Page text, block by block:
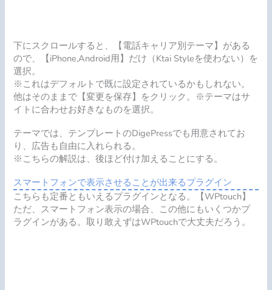
下にスクロールすると、【電話キャリア別テーマ】がある
ので、【iPhone,Android用】だけ（Ktai Styleを使わない）を
選択。
※これはデフォルトで既に設定されているかもしれない。
他はそのままで【変更を保存】をクリック。※テーマはサ
イトに合わせお好きなものを選択。
テーマでは、テンプレートのDigePressでも用意されてお
り、広告も自由に入れられる。
※こちらの解説は、後ほど付け加えることにする。
スマートフォンで表示させることが出来るプラグイン
こちらも定番ともいえるプラグインとなる。【WPtouch】
ただ、スマートフォン表示の場合、この他にもいくつかプ
ラグインがある。取り敢えずはWPtouchで大丈夫だろう。